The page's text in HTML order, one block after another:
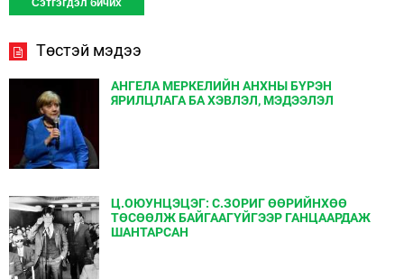
Төстэй мэдээ
АНГЕЛА МЕРКЕЛИЙН АНХНЫ БҮРЭН
ЯРИЛЦЛАГА БА ХЭВЛЭЛ, МЭДЭЭЛЭЛ
Ц.ОЮУНЦЭЦЭГ: С.ЗОРИГ ӨӨРИЙНХӨӨ
ТӨСӨӨЛЖ БАЙГААГҮЙГЭЭР ГАНЦААРДАЖ
ШАНТАРСАН